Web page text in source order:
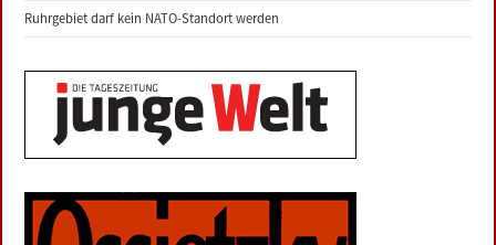
Ruhrgebiet darf kein NATO-Standort werden